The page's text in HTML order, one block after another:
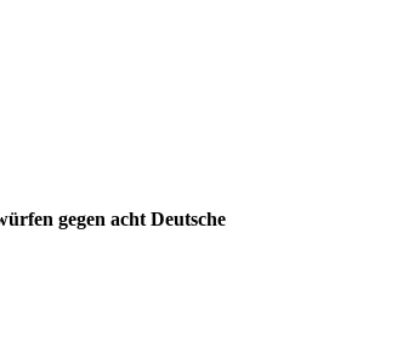
gegen acht Deutsche